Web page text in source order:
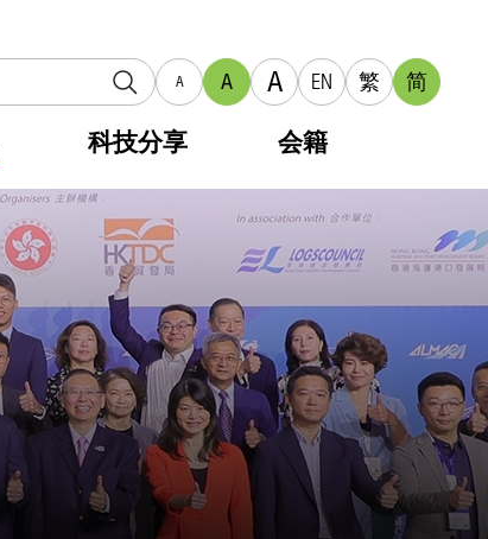
A A A EN 繁 简
科技分享 会籍